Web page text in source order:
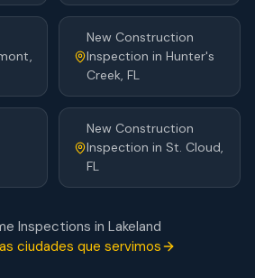
,
New Construction
Inspection in Hunter's
Creek, FL
New Construction
Inspection in St. Cloud,
FL
Inspections in Lakeland
ciudades que servimos